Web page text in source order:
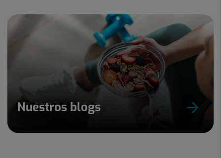
Nuestros blogs